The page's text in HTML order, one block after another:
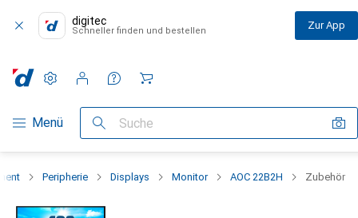
digitec
Schneller finden und bestellen Zur App
Navigation nach Kategorien
Menü Suche
Einstellungen
Kundenkonto
Vergleichslisten
Merklisten
Warenkorb
Peripherie Displays Monitor AOC 22B2H Zubehör